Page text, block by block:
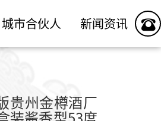
城市合伙人 新闻资讯
贵州金樽酒厂